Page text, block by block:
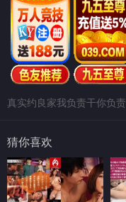
真实约良家我负责干你负
猜你喜欢